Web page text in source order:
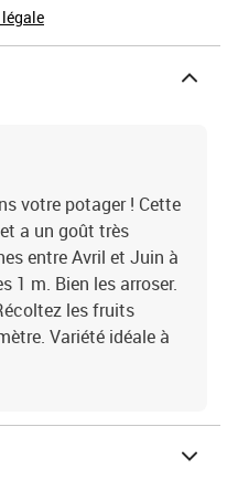
votre potager ! Cette
a un goût très
entre Avril et Juin à
1 m. Bien les arroser.
les fruits
Variété idéale à